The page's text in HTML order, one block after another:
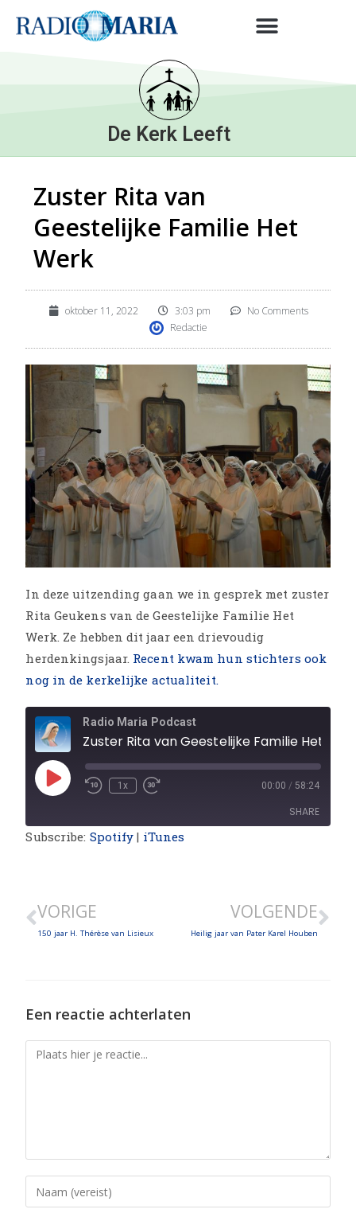
De Kerk Leeft
Zuster Rita van
Geestelijke Familie Het
Werk
oktober 11, 2022 3:03 pm
No Comments
Redactie
In deze uitzending gaan we in gesprek met zuster
Rita Geukens van de Geestelijke Familie Het
Werk. Ze hebben dit jaar een drievoudig
herdenkingsjaar. Recent kwam hun stichters ook
nog in de kerkelijke actualiteit.
Radio Maria Podcast
1x 00:00 / 58:24
SHARE
Subscribe: Spotify | iTunes
VORIGE
150 jaar H. Thérèse van Lisieux
VOLGENDE
Heilig jaar van Pater Karel Houben
Een reactie achterlaten